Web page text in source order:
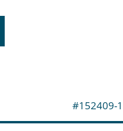
#152409-1